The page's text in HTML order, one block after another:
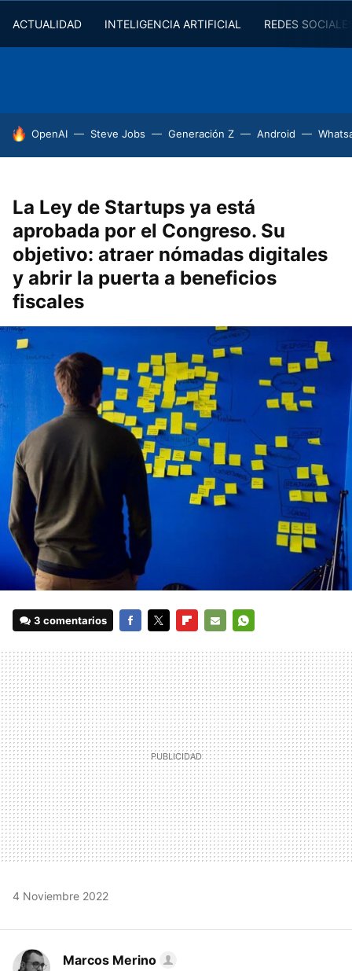
ACTUALIDAD INTELIGENCIA ARTIFICIAL REDES
HOY SE HABLA DE
OpenAI Steve Jobs Generación Z Android
La Ley de Startups ya está
aprobada por el Congreso. Su
objetivo: atraer nómadas digitales
y abrir la puerta a beneficios
fiscales
3 comentarios
MAIL
4 Noviembre 2022
Marcos Merino